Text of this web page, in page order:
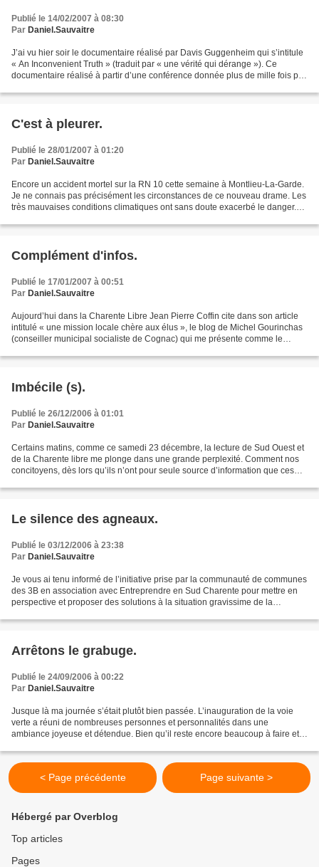
Publié le 14/02/2007 à 08:30
Par Daniel.Sauvaitre
J’ai vu hier soir le documentaire réalisé par Davis Guggenheim qui s’intitule
« An Inconvenient Truth » (traduit par « une vérité qui dérange »). Ce
documentaire réalisé à partir d’une conférence donnée plus de mille fois par
C'est à pleurer.
Publié le 28/01/2007 à 01:20
Par Daniel.Sauvaitre
Encore un accident mortel sur la RN 10 cette semaine à Montlieu-La-Garde.
Je ne connais pas précisément les circonstances de ce nouveau drame. Les
très mauvaises conditions climatiques ont sans doute exacerbé le danger.
Complément d'infos.
Publié le 17/01/2007 à 00:51
Par Daniel.Sauvaitre
Aujourd’hui dans la Charente Libre Jean Pierre Coffin cite dans son article
intitulé « une mission locale chère aux élus », le blog de Michel Gourinchas
(conseiller municipal socialiste de Cognac) qui me présente comme le
Imbécile (s).
Publié le 26/12/2006 à 01:01
Par Daniel.Sauvaitre
Certains matins, comme ce samedi 23 décembre, la lecture de Sud Ouest et
de la Charente libre me plonge dans une grande perplexité. Comment nos
concitoyens, dès lors qu’ils n’ont pour seule source d’information que ces
Le silence des agneaux.
Publié le 03/12/2006 à 23:38
Par Daniel.Sauvaitre
Je vous ai tenu informé de l’initiative prise par la communauté de communes
des 3B en association avec Entreprendre en Sud Charente pour mettre en
perspective et proposer des solutions à la situation gravissime de la
Arrêtons le grabuge.
Publié le 24/09/2006 à 00:22
Par Daniel.Sauvaitre
Jusque là ma journée s’était plutôt bien passée. L’inauguration de la voie
verte a réuni de nombreuses personnes et personnalités dans une
ambiance joyeuse et détendue. Bien qu’il reste encore beaucoup à faire et
< Page précédente Page suivante >
Hébergé par Overblog
Top articles
Pages